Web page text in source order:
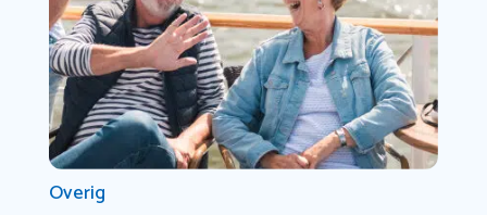
Overig